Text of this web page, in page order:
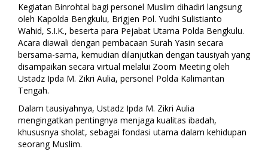
Kegiatan Binrohtal bagi personel Muslim dihadiri langsung
oleh Kapolda Bengkulu, Brigjen Pol. Yudhi Sulistianto
Wahid, S.I.K., beserta para Pejabat Utama Polda Bengkulu.
Acara diawali dengan pembacaan Surah Yasin secara
bersama-sama, kemudian dilanjutkan dengan tausiyah yang
disampaikan secara virtual melalui Zoom Meeting oleh
Ustadz Ipda M. Zikri Aulia, personel Polda Kalimantan
Tengah.
Dalam tausiyahnya, Ustadz Ipda M. Zikri Aulia
mengingatkan pentingnya menjaga kualitas ibadah,
khususnya sholat, sebagai fondasi utama dalam kehidupan
seorang Muslim.